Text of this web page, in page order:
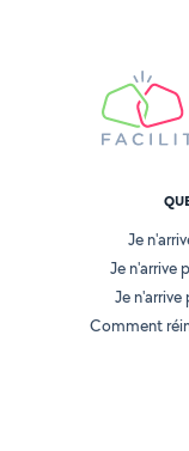
Je
Je n'arrive
Je
Comment